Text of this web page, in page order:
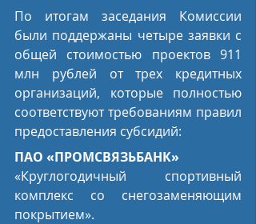
По итогам заседания Комиссии
были поддержаны четыре заявки с
общей стоимостью проектов 911
млн рублей от трех кредитных
организаций, которые полностью
соответствуют требованиям правил
предоставления субсидий:
ПАО «ПРОМСВЯЗЬБАНК»
«Круглогодичный спортивный
комплекс со снегозаменяющим
покрытием».